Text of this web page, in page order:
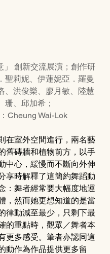
」 創新交流展演；創作研
聖莉妮、伊蓮妮亞．羅曼
、洪俊樂、廖月敏、陸慧
珊、邱加希；
Cheung Wai-Lok
在室外空間進行，兩名藝
舊磚牆和植物前方，以手
中心，緩慢而不斷向外伸
享時解釋了這簡約舞蹈動
：舞者經常要大幅度地運
，然而她更想知道的是當
律動減至最少，只剩下最
的重點時，觀眾／舞者本
更多感受。筆者亦認同這
動作為作品提供更多留